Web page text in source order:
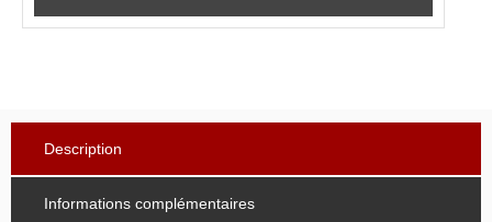
Description
Informations complémentaires